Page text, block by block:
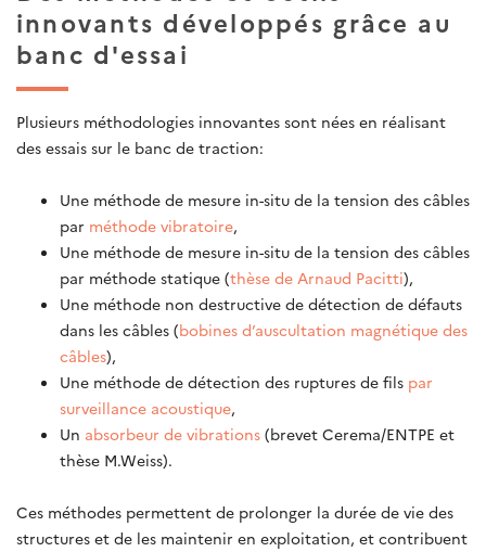
innovants développés grâce au
banc d'essai
Plusieurs méthodologies innovantes sont nées en réalisant
des essais sur le banc de traction:
Une méthode de mesure in-situ de la tension des câbles
par méthode vibratoire,
Une méthode de mesure in-situ de la tension des câbles
par méthode statique (thèse de Arnaud Pacitti),
Une méthode non destructive de détection de défauts
dans les câbles (bobines d’auscultation magnétique des
câbles),
Une méthode de détection des ruptures de fils par
surveillance acoustique,
Un absorbeur de vibrations (brevet Cerema/ENTPE et
thèse M.Weiss).
Ces méthodes permettent de prolonger la durée de vie des
structures et de les maintenir en exploitation, et contribuent